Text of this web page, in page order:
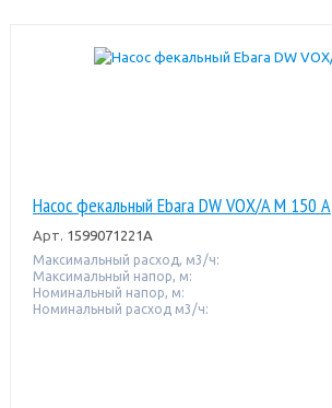
Насос фекальный Ebara DW VOX/A M 150 A
Арт. 1599071221A
Максимальный расход, м3/ч:
Максимальный напор, м:
Номинальный напор, м:
Номинальный расход м3/ч: